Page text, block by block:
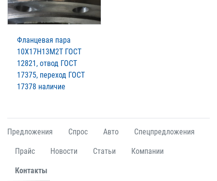
Фланцевая пара
10Х17Н13М2Т ГОСТ
12821, отвод ГОСТ
17375, переход ГОСТ
17378 наличие
Предложения Спрос Авто Спецпредложения
Прайс Новости Статьи Компании
Контакты